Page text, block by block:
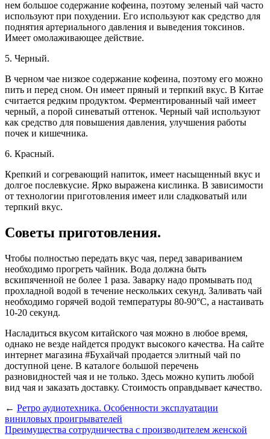
нем большое содержание кофеина, поэтому зеленый чай часто
используют при похудении. Его используют как средство для
поднятия артериального давления и выведения токсинов.
Имеет омолаживающее действие.
5. Черный.
В черном чае низкое содержание кофеина, поэтому его можно
пить и перед сном. Он имеет пряный и терпкий вкус. В Китае
считается редким продуктом. Ферментированный чай имеет
черный, а порой синеватый оттенок. Черный чай используют
как средство для повышения давления, улучшения работы
почек и кишечника.
6. Красный.
Крепкий и согревающий напиток, имеет насыщенный вкус и
долгое послевкусие. Ярко выражена кислинка. В зависимости
от технологии приготовления имеет или сладковатый или
терпкий вкус.
Советы приготовления.
Чтобы полностью передать вкус чая, перед завариванием
необходимо прогреть чайник. Вода должна быть
вскипяченной не более 1 раза. Заварку надо промывать под
прохладной водой в течение нескольких секунд. Заливать чай
необходимо горячей водой температуры 80-90°C, а настаивать
10-20 секунд.
Насладиться вкусом китайского чая можно в любое время,
однако не везде найдется продукт высокого качества. На сайте
интернет магазина #Бухайчай продается элитный чай по
доступной цене. В каталоге большой перечень
разновидностей чая и не только. Здесь можно купить любой
вид чая и заказать доставку. Стоимость оправдывает качество.
← Ретро аудиотехника. Особенности эксплуатации
виниловых проигрывателей
Преимущества сотрудничества с производителем женской